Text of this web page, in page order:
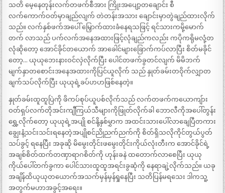
သတိ မေ့နေတုန်းလက်တဖက်စီအား ကြိုးအပျော့တချောင်း စီ
လက်ကောက်ဝတ်မှာချည်လျက် တဲတန်းအသား ချောင်းမှာတွဲချည်ထားလိုက်
သည်။ လက်နှစ်ဖက်အပေါ် မြှောက်ထားခံနေရသဖြင့် ရင်သားကမို့မောက်
တက် လာသည် ပက်လက်အနေအထားဖြင့်လုံချည်ကလည်း ကပိုကရိုမလုံ့တ
လုံဆိုတော့ အောင်ခိုင်တယောက် အာခေါင်များခြောက်ကပ်လာပြီး စိတ်မခိုင်
တော့… ယုယုဘေးနားဝင်လှဲလိုက်ပြီး ပေါင်တဖက်ခွတင်လျက် မိမိဘက်
မျက်နှာတစောင်းအနေအထားကိုပြင်ယူလိုက် သည် နှုတ်ခမ်းတဝိုက်လျှာတ
ချက်သပ်လိုက်ပြီး ယုယုရဲ့ခပ်ဟဟဖြစ်နေတဲ့။
နှုတ်ခမ်းထူထူပြဲကို ဖိကပ်စုပ်ယူပစ်လိုက်သည် လက်တဖက်ကယောကျ်ား
ဝတ်ရှပ်လက်တိုအင်းကျီကြယ်သီများကိုဖြုတ်လိုက်ခါ ဘောလီကိုအပေါ်တွန်း
ရွှေ့လိုက်တော့ ယုယုရဲ့အပျို စင်နို့နှစ်မွှာက အထင်းသားပေါ်လာချေပြီတကား
ချွေးနံ့သင်းသင်းရနေတဲ့အပျိုစင်ညိုညက်ညက်ကို စိတ်ရှိသလိုကိုင်တွယ်ပွတ်
သပ်ခွင့် ရနေပြီး အခုဆို မိမွေးတိုင်းဖမွေးတိုင်းကိုယ်လုံးတီးက အောင်ခိုင်ရဲ့
အချစ်စိတ်ထက်တဏှာရာဂစိတ်ကို ဟုန်းခနဲ ထတောက်လာစေပြီး ယုယု
ကိုယ်ပေါ်တက်ခွကာ ပေါင်သားထူထူအရင်းခွဆုံကို နေရာချဲ့လိုက်သည်။ ယခု
အချိန်ထိယုယုတယောက်အသက်မှန်မှန်ရှုနေပြီး သတိပြန်မရသေး ဒါကသူ့
အတွက်မဟာအခွင့်အရေး။